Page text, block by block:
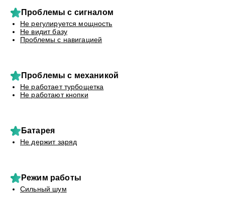
Проблемы с сигналом
Не регулируется мощность
Не видит базу
Проблемы с навигацией
Проблемы с механикой
Не работает турбощетка
Не работают кнопки
Батарея
Не держит заряд
Режим работы
Сильный шум